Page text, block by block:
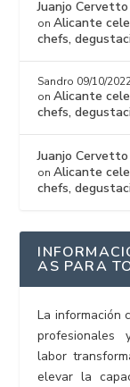
Juanjo Cervetto
onAlicante
chefs,
Sandro 09/10/
onAlicante
chefs,
Juanjo Cervetto
onAlicante
chefs,
AS PARA
La información
profesionales
labor
elevar la